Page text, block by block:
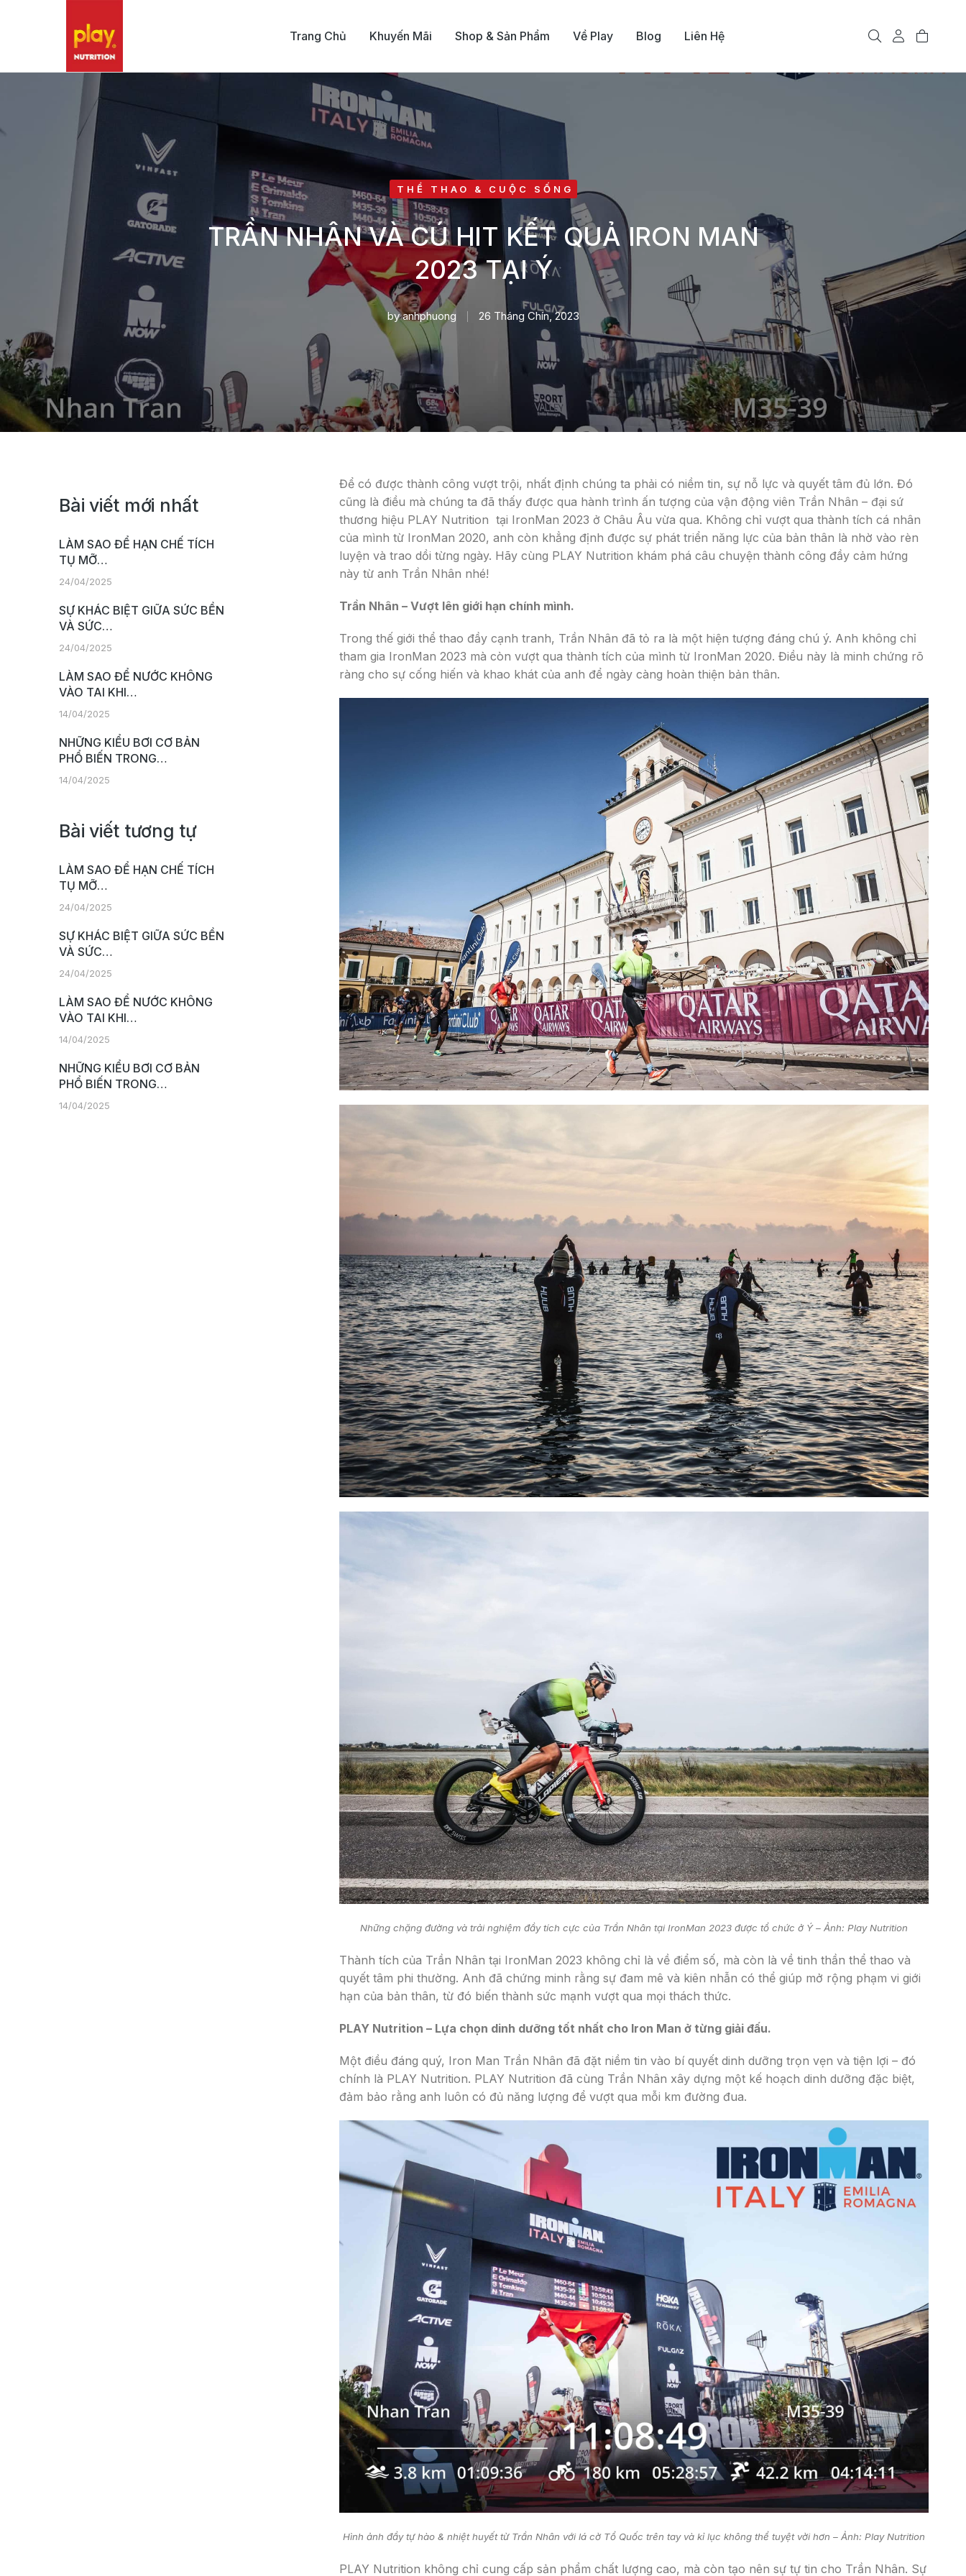
Trang Chủ Khuyến Mãi Shop & Sản Phẩm Về Play Blog Liên Hệ
THỂ THAO & CUỘC SỐNG
TRẦN NHÂN VÀ CÚ HIT KẾT QUẢ IRON MAN
2023 TẠI Ý
byanhphuong 26 Tháng Chín, 2023
Bài viết mới nhất
LÀM SAO ĐỂ HẠN CHẾ TÍCH
TỤ MỠ…
24/04/2025
SỰ KHÁC BIỆT GIỮA SỨC BỀN
VÀ SỨC…
24/04/2025
LÀM SAO ĐỂ NƯỚC KHÔNG
VÀO TAI KHI…
14/04/2025
NHỮNG KIỂU BƠI CƠ BẢN
PHỔ BIẾN TRONG…
14/04/2025
Bài viết tương tự
LÀM SAO ĐỂ HẠN CHẾ TÍCH
TỤ MỠ…
24/04/2025
SỰ KHÁC BIỆT GIỮA SỨC BỀN
VÀ SỨC…
24/04/2025
LÀM SAO ĐỂ NƯỚC KHÔNG
VÀO TAI KHI…
14/04/2025
NHỮNG KIỂU BƠI CƠ BẢN
PHỔ BIẾN TRONG…
14/04/2025
Để có được thành công vượt trội, nhất định chúng ta phải có niềm tin, sự nỗ lực và quyết tâm đủ lớn. Đó
cũng là điều mà chúng ta đã thấy được qua hành trình ấn tượng của vận động viên Trần Nhân – đại sứ
thương hiệu PLAY Nutrition tại IronMan 2023 ở Châu Âu vừa qua. Không chỉ vượt qua thành tích cá nhân
của mình từ IronMan 2020, anh còn khẳng định được sự phát triển năng lực của bản thân là nhờ vào rèn
luyện và trao dồi từng ngày. Hãy cùng PLAY Nutrition khám phá câu chuyện thành công đầy cảm hứng
này từ anh Trần Nhân nhé!
Trần Nhân – Vượt lên giới hạn chính mình.
Trong thế giới thể thao đầy cạnh tranh, Trần Nhân đã tỏ ra là một hiện tượng đáng chú ý. Anh không chỉ
tham gia IronMan 2023 mà còn vượt qua thành tích của mình từ IronMan 2020. Điều này là minh chứng rõ
ràng cho sự cống hiến và khao khát của anh để ngày càng hoàn thiện bản thân.
Những chặng đường và trải nghiệm đầy tích cực của Trần Nhân tại IronMan 2023 được tổ chức ở Ý – Ảnh: Play Nutrition
Thành tích của Trần Nhân tại IronMan 2023 không chỉ là về điểm số, mà còn là về tinh thần thể thao và
quyết tâm phi thường. Anh đã chứng minh rằng sự đam mê và kiên nhẫn có thể giúp mở rộng phạm vi giới
hạn của bản thân, từ đó biến thành sức mạnh vượt qua mọi thách thức.
PLAY Nutrition – Lựa chọn dinh dưỡng tốt nhất cho Iron Man ở từng giải đấu.
Một điều đáng quý, Iron Man Trần Nhân đã đặt niềm tin vào bí quyết dinh dưỡng trọn vẹn và tiện lợi – đó
chính là PLAY Nutrition. PLAY Nutrition đã cùng Trần Nhân xây dựng một kế hoạch dinh dưỡng đặc biệt,
đảm bảo rằng anh luôn có đủ năng lượng để vượt qua mỗi km đường đua.
Hình ảnh đầy tự hào & nhiệt huyết từ Trần Nhân với lá cờ Tổ Quốc trên tay và kỉ lục không thể tuyệt vời hơn – Ảnh: Play Nutrition
PLAY Nutrition không chỉ cung cấp sản phẩm chất lượng cao, mà còn tạo nên sự tự tin cho Trần Nhân. Sự